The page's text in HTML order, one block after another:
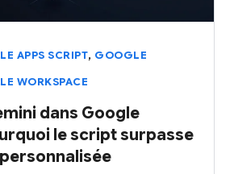
APPS SCRIPT, GOOGLE
WORKSPACE
dans Google
le script surpasse